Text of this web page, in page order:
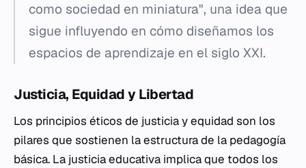
como sociedad en miniatura", una idea que
sigue influyendo en cómo diseñamos los
espacios de aprendizaje en el siglo XXI.
Justicia, Equidad y Libertad
Los principios éticos de justicia y equidad son los
pilares que sostienen la estructura de la pedagogía
básica. La justicia educativa implica que todos los